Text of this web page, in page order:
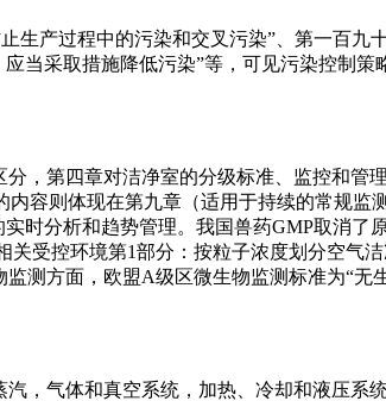
生产过程中的污染和交叉污染”、第一百
当采取措施降低污染”等，可见污染控制
，第四章对洁净室的分级标准、监控和
容则体现在第九章（适用于持续的常规
时分析和趋势管理。我国兽药GMP取消
受控环境第1部分：按粒子浓度划分空气
测方面，欧盟A级区微生物监测标准为“无
，气体和真空系统，加热、冷却和液压系